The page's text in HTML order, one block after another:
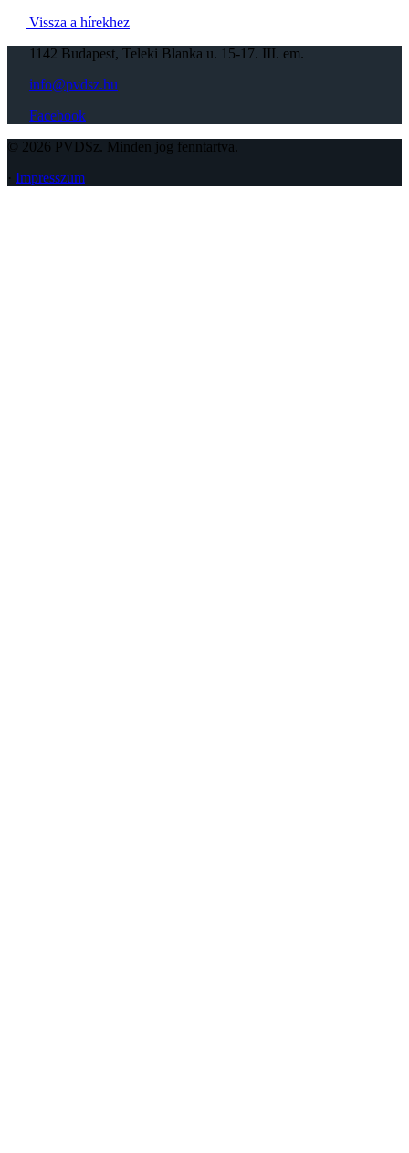
Vissza a hírekhez
1142 Budapest, Teleki Blanka u. 15-17. III. em.
info@pvdsz.hu
Facebook
© 2026 PVDSz. Minden jog fenntartva.
· Impresszum